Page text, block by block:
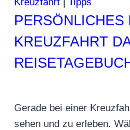
KREUZFAHRT
Gerade bei einer
sehen und zu erleben.